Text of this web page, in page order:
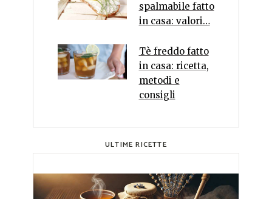
spalmabile fatto
in casa: valori…
Tè freddo fatto
in casa: ricetta,
metodi e
consigli
ULTIME RICETTE